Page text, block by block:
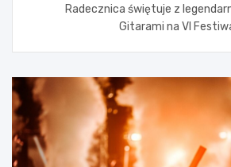
Radecznica świętuje z
Gitarami na VI